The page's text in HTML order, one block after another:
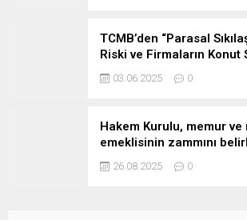
TCMB’den “Parasal
Riski ve Firmaların Konut
03.06.2025 0
Hakem Kurulu, memur ve
emeklisinin zammını
26.08.2025 0